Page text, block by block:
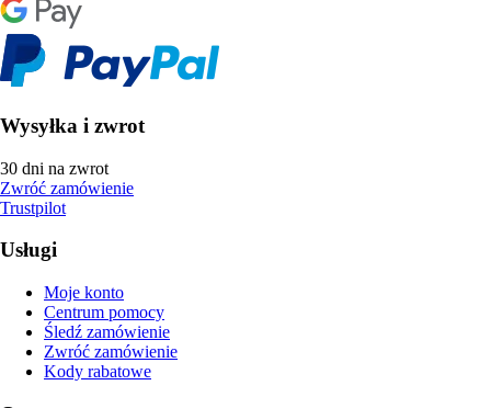
Wysyłka i zwrot
30 dni na zwrot
Zwróć zamówienie
Trustpilot
Usługi
Moje konto
Centrum pomocy
Śledź zamówienie
Zwróć zamówienie
Kody rabatowe